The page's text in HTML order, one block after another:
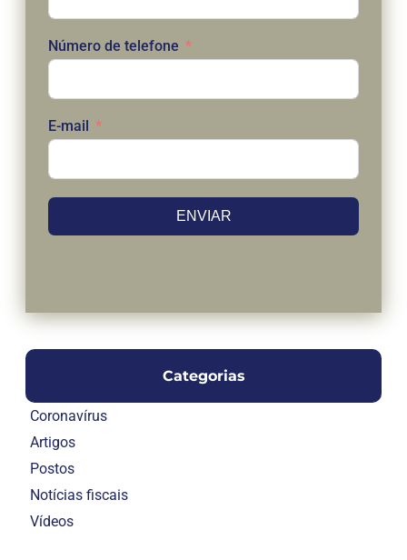
Número de telefone
E-mail
ENVIAR
Categorias
Coronavírus
Artigos
Postos
Notícias fiscais
Vídeos